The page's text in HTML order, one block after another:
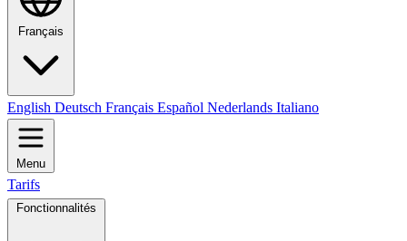
Français
English Deutsch Français Español Nederlands Italiano
Menu
Tarifs
Fonctionnalités